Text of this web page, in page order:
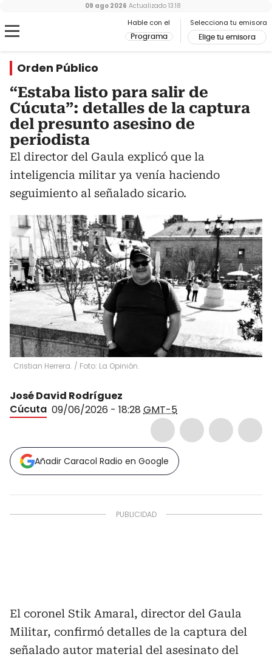
Hable con el
Programa
Selecciona tu emisora
Elige tu emisora
09 ago 2026 Actualizado 13:18
Orden Público
“Estaba listo para salir de
Cúcuta”: detalles de la captura
del presunto asesino de
periodista
El director del Gaula explicó que la
inteligencia militar ya venía haciendo
seguimiento al señalado sicario.
Cristian Herrera. / Foto: La Opinión.
José David Rodríguez
Cúcuta 09/06/2026 - 18:28 GMT-5
Añadir Caracol Radio en Google
El coronel Stik Amaral, director del Gaula
Militar, confirmó detalles de la captura del
señalado autor material del asesinato del